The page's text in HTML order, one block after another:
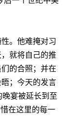
。他难掩对习
就将自己的推
的合照；并在
；今天的发言
宴被延长到至
在这里的每一